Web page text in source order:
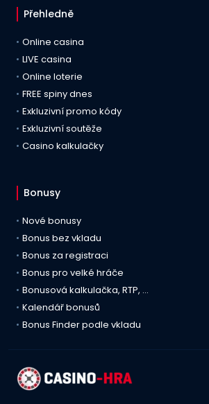
Přehledně
Online casina
LIVE casina
Online loterie
FREE spiny dnes
Exkluzivní promo kódy
Exkluzivní soutěže
Casino kalkulačky
Bonusy
Nové bonusy
Bonus bez vkladu
Bonus za registraci
Bonus pro velké hráče
Bonusová kalkulačka, RTP, …
Kalendář bonusů
Bonus Finder podle vkladu